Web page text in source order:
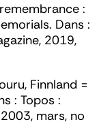
:
Dans :
2019,
Finnland =
: Topos :
mars, no